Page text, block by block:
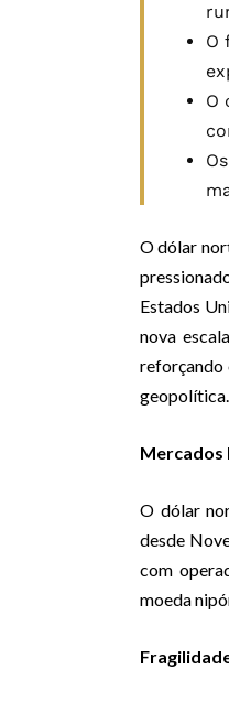
O
O
O dólar
Estados
nova
reforçando
geopolítica.
Mercados
O dólar
desde
com
moeda